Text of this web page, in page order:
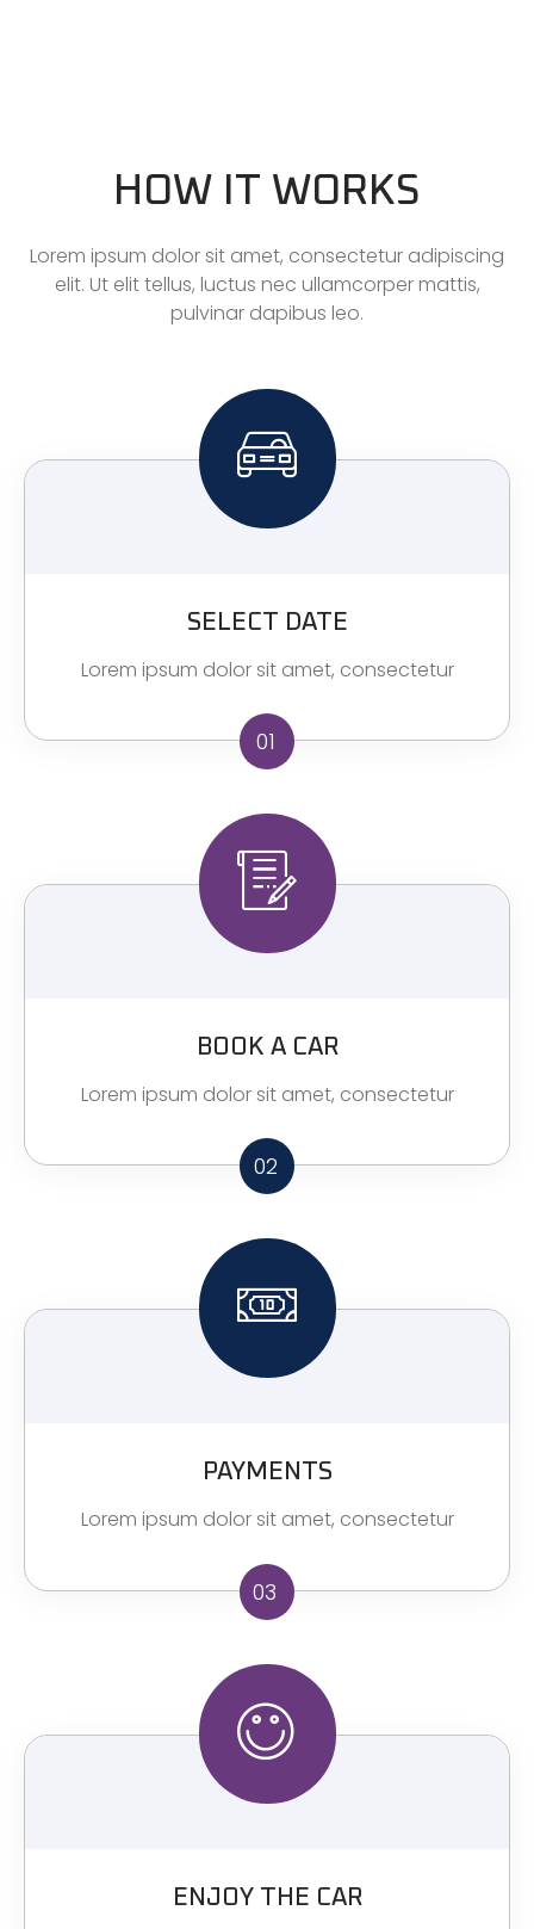
HOW IT WORKS
Lorem ipsum dolor sit amet, consectetur adipiscing
elit. Ut elit tellus, luctus nec ullamcorper mattis,
pulvinar dapibus leo.
SELECT DATE
Lorem ipsum dolor sit amet, consectetur
01
BOOK A CAR
Lorem ipsum dolor sit amet, consectetur
02
PAYMENTS
Lorem ipsum dolor sit amet, consectetur
03
ENJOY THE CAR